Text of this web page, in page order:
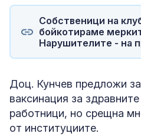
Собственици на
бойкотираме
Нарушителите - на
Доц. Кунчев предложи
ваксинация за
работници, но срещна
от институциите.